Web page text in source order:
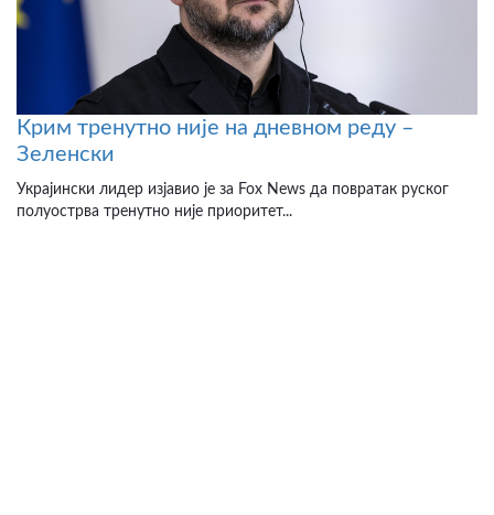
Крим тренутно није на дневном реду –
Зеленски
Украјински лидер изјавио је за Fox News да повратак руског
полуострва тренутно није приоритет...